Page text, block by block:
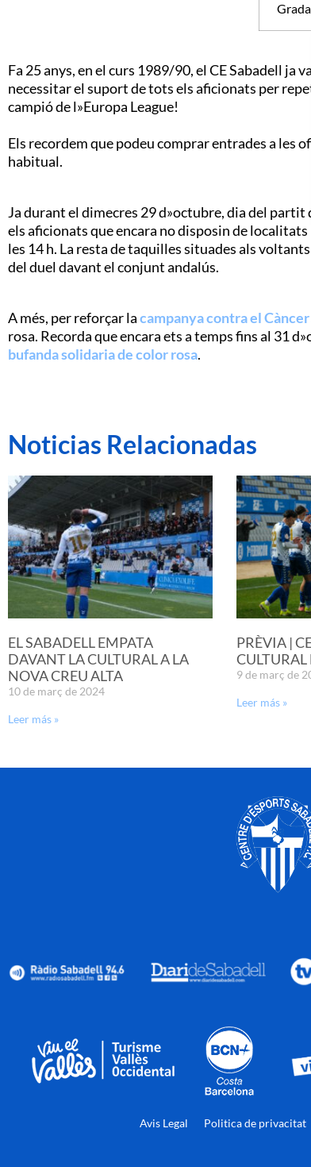
Fa 25 anys, en el curs 1989/90, el CE Sabadell ja
necessitar el suport de tots els aficionats per
campió de l»Europa League!
Els recordem que podeu comprar entrades a les
habitual.
Ja durant el dimecres 29 d»octubre, dia del partit
els aficionats que encara no disposin de
les 14 h. La resta de taquilles situades als
del duel davant el conjunt andalús.
A més, per reforçar lacampanya contra el
rosa. Recorda que encara ets a temps fins al 31
bufanda solidaria de color rosa.
Noticias Relacionadas
EL SABADELL EMPATA
DAVANT LA CULTURAL A LA
NOVA CREU ALTA
10 de març de 2024
Leer más »
PRÈVIA |
CULTURAL
9 de març de
Leer más »
Avis Legal Politica de privacitat